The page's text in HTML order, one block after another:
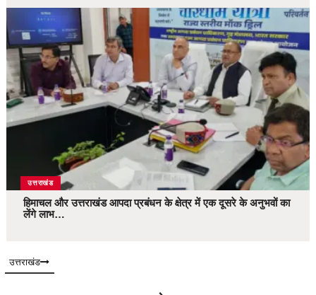
उत्तराखंड
हिमाचल और उत्तराखंड आपदा प्रबंधन के क्षेत्र में एक दूसरे के अनुभवों का
लेंगे लाभ…
उत्तराखंड